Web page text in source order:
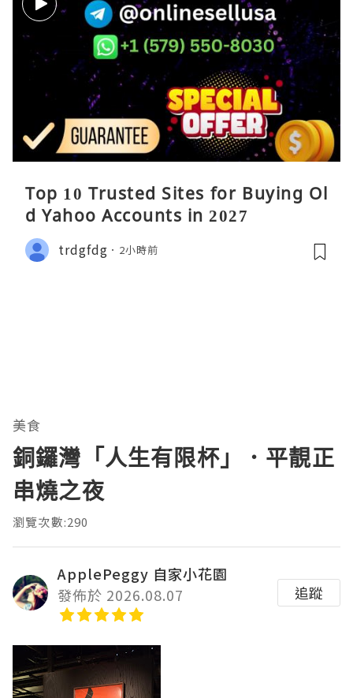
Top 10 Trusted Sites for Buying Ol
d Yahoo Accounts in 2027
trdgfdg 2小時前
美食
銅鑼灣「人生有限杯」．平靚正
串燒之夜
瀏覽次數:290
ApplePeggy 自家小花園
發佈於 2026.08.07
追蹤